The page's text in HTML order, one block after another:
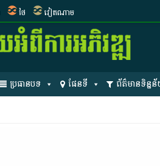
ថៃ វៀតណាម
ប្រធានបទ ផែនទី ព័ត៌មានទិន្ន